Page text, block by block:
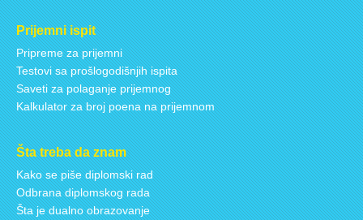
Prijemni ispit
Pripreme za prijemni
Testovi sa prošlogodišnjih ispita
Saveti za polaganje prijemnog
Kalkulator za broj poena na prijemnom
Šta treba da znam
Kako se piše diplomski rad
Odbrana diplomskog rada
Šta je dualno obrazovanje